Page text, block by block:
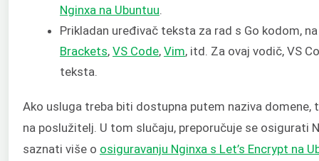
Nginxa na Ubuntuu.
Prikladan uređivač teksta za rad s Go kodom,
Brackets, VS Code, Vim, itd. Za ovaj vodič, VS
teksta.
Ako usluga treba biti dostupna putem naziva domene,
na poslužitelj. U tom slučaju, preporučuje se osigurati
saznati više o osiguravanju Nginxa s Let’s Encrypt na